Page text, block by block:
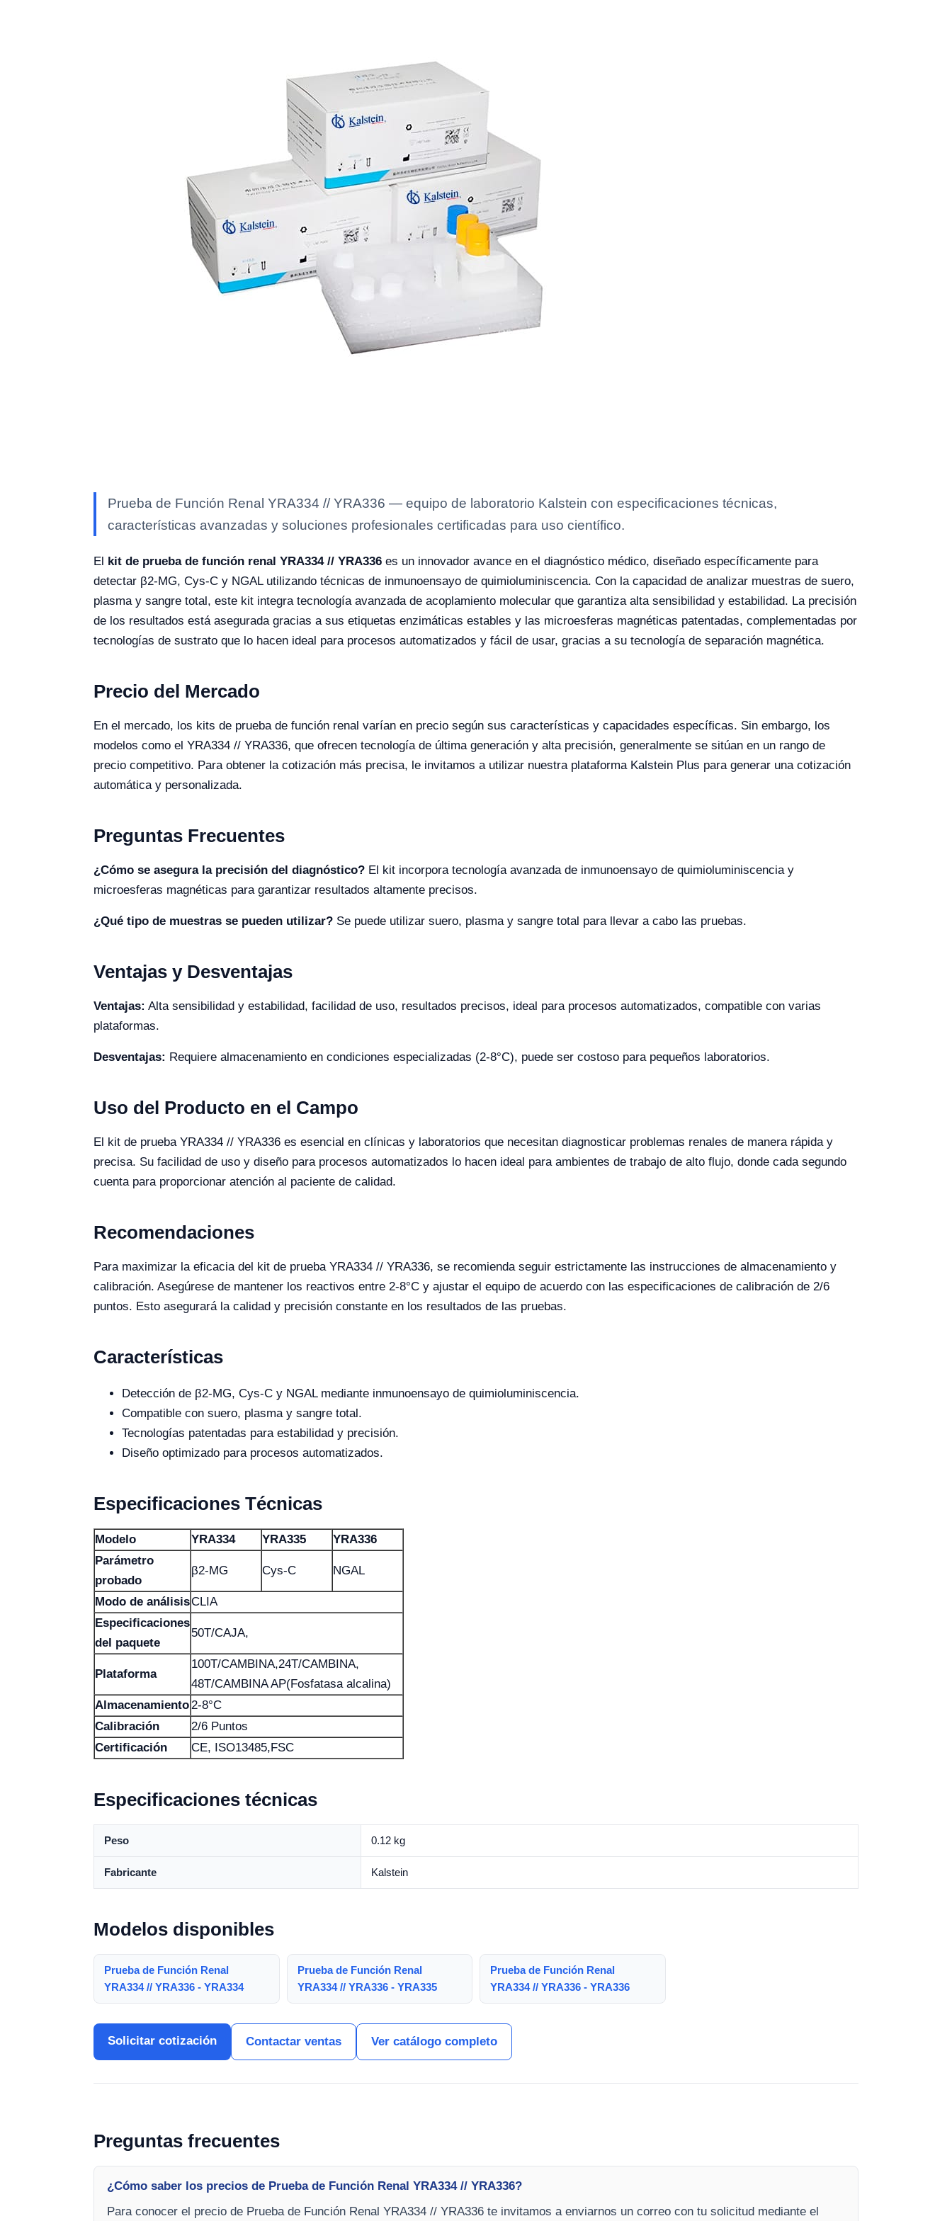
Prueba de Función Renal YRA334 // YRA336 — equipo de laboratorio Kalstein con especificaciones técnicas,
características avanzadas y soluciones profesionales certificadas para uso científico.
El kit de prueba de función renal YRA334 // YRA336 es un innovador avance en el diagnóstico médico, diseñado específicamente para
detectar β2-MG, Cys-C y NGAL utilizando técnicas de inmunoensayo de quimioluminiscencia. Con la capacidad de analizar muestras de suero,
plasma y sangre total, este kit integra tecnología avanzada de acoplamiento molecular que garantiza alta sensibilidad y estabilidad. La precisión
de los resultados está asegurada gracias a sus etiquetas enzimáticas estables y las microesferas magnéticas patentadas, complementadas por
tecnologías de sustrato que lo hacen ideal para procesos automatizados y fácil de usar, gracias a su tecnología de separación magnética.
Precio del Mercado
En el mercado, los kits de prueba de función renal varían en precio según sus características y capacidades específicas. Sin embargo, los
modelos como el YRA334 // YRA336, que ofrecen tecnología de última generación y alta precisión, generalmente se sitúan en un rango de
precio competitivo. Para obtener la cotización más precisa, le invitamos a utilizar nuestra plataforma Kalstein Plus para generar una cotización
automática y personalizada.
Preguntas Frecuentes
¿Cómo se asegura la precisión del diagnóstico? El kit incorpora tecnología avanzada de inmunoensayo de quimioluminiscencia y
microesferas magnéticas para garantizar resultados altamente precisos.
¿Qué tipo de muestras se pueden utilizar? Se puede utilizar suero, plasma y sangre total para llevar a cabo las pruebas.
Ventajas y Desventajas
Ventajas: Alta sensibilidad y estabilidad, facilidad de uso, resultados precisos, ideal para procesos automatizados, compatible con varias
plataformas.
Desventajas: Requiere almacenamiento en condiciones especializadas (2-8°C), puede ser costoso para pequeños laboratorios.
Uso del Producto en el Campo
El kit de prueba YRA334 // YRA336 es esencial en clínicas y laboratorios que necesitan diagnosticar problemas renales de manera rápida y
precisa. Su facilidad de uso y diseño para procesos automatizados lo hacen ideal para ambientes de trabajo de alto flujo, donde cada segundo
cuenta para proporcionar atención al paciente de calidad.
Recomendaciones
Para maximizar la eficacia del kit de prueba YRA334 // YRA336, se recomienda seguir estrictamente las instrucciones de almacenamiento y
calibración. Asegúrese de mantener los reactivos entre 2-8°C y ajustar el equipo de acuerdo con las especificaciones de calibración de 2/6
puntos. Esto asegurará la calidad y precisión constante en los resultados de las pruebas.
Características
Detección de β2-MG, Cys-C y NGAL mediante inmunoensayo de quimioluminiscencia.
Compatible con suero, plasma y sangre total.
Tecnologías patentadas para estabilidad y precisión.
Diseño optimizado para procesos automatizados.
Especificaciones Técnicas
Modelo YRA334 YRA335
YRA336
Parámetro
probado
β2-MG Cys-C NGAL
Modo de análisisCLIA
Especificaciones
del paquete
50T/CAJA,
Plataforma
100T/CAMBINA,24T/CAMBINA,
48T/CAMBINA AP(Fosfatasa alcalina)
Almacenamiento2-8°C
Calibración
2/6 Puntos
Certificación
CE, ISO13485,FSC
Especificaciones técnicas
Peso 0.12 kg
Fabricante Kalstein
Modelos disponibles
Prueba de Función Renal
YRA334 // YRA336 - YRA334
Prueba de Función Renal
YRA334 // YRA336 - YRA335
Prueba de Función Renal
YRA334 // YRA336 - YRA336
Solicitar cotización Contactar ventas Ver catálogo completo
Preguntas frecuentes
¿Cómo saber los precios de Prueba de Función Renal YRA334 // YRA336?
Para conocer el precio de Prueba de Función Renal YRA334 // YRA336 te invitamos a enviarnos un correo con tu solicitud mediante el